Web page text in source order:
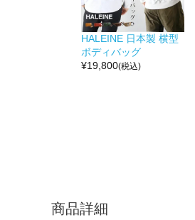
HALEINE 日本製 横型
ボディバッグ
¥19,800(税込)
商品詳細